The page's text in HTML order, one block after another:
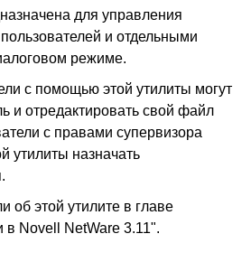
для управления
и отдельными
режиме.
с помощью этой утилиты могут
и отредактировать свой файл
с правами супервизора
утилиты назначать
об этой утилите в главе
в Novell NetWare 3.11".